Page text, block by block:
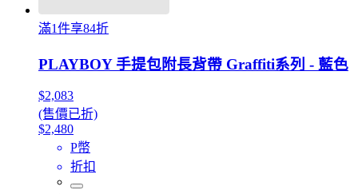
滿1件享84折
PLAYBOY 手提包附長背帶 Graffiti系列 - 藍色
$2,083
(售價已折)
$2,480
P幣
折扣